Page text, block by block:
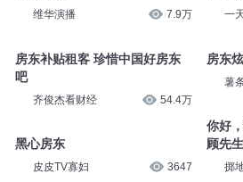
维华演播 7.9万
房东补贴租客 珍惜中国好房东
吧
齐俊杰看财经 54.4万
黑心房东
皮皮TV寡妇 3647
一
房东
薯
你好
顾先生
掷